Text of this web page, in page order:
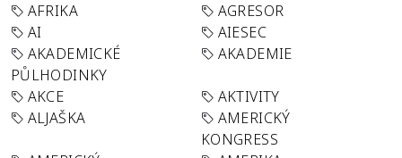
AFRIKA
AGRESOR
AI
AIESEC
AKADEMICKÉ
PŮLHODINKY
AKADEMIE
AKCE
AKTIVITY
ALJAŠKA
AMERICKÝ
KONGRESS